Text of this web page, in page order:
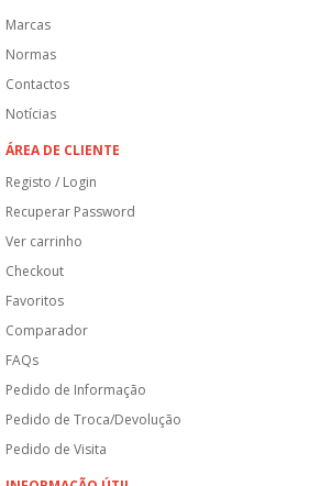
Marcas
Normas
Contactos
Notícias
ÁREA DE CLIENTE
Registo / Login
Recuperar Password
Ver carrinho
Checkout
Favoritos
Comparador
FAQs
Pedido de Informação
Pedido de Troca/Devolução
Pedido de Visita